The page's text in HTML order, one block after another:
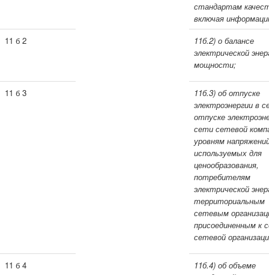
стандартам
включая
11 б 2
11б.2) о балансе
электрической
мощности;
11 б 3
11б.3) об отпуске
электроэнергии в
отпуске
сети сетевой
уровням
используемых для
ценообразования,
потребителям
электрической
территориальным
сетевым
присоединенным к
сетевой
11 б 4
11б.4) об объеме